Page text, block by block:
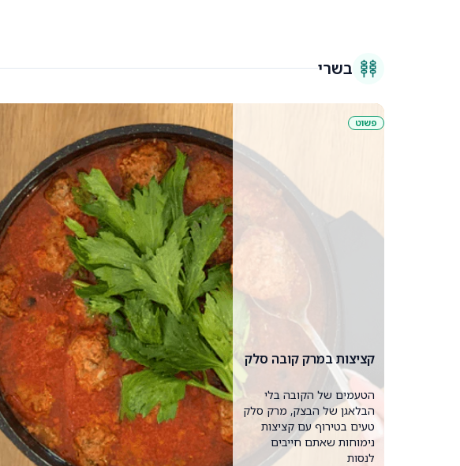
בשרי
פשוט
קציצות במרק קובה סלק
הטעמים של הקובה בלי
הבלאגן של הבצק, מרק סלק
טעים בטירוף עם קציצות
נימוחות שאתם חייבים
לנסות